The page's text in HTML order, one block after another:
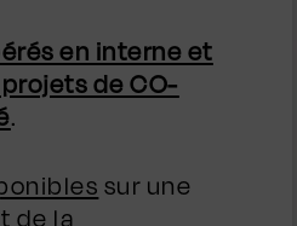
en interne et
de CO-
.
sur une
de la